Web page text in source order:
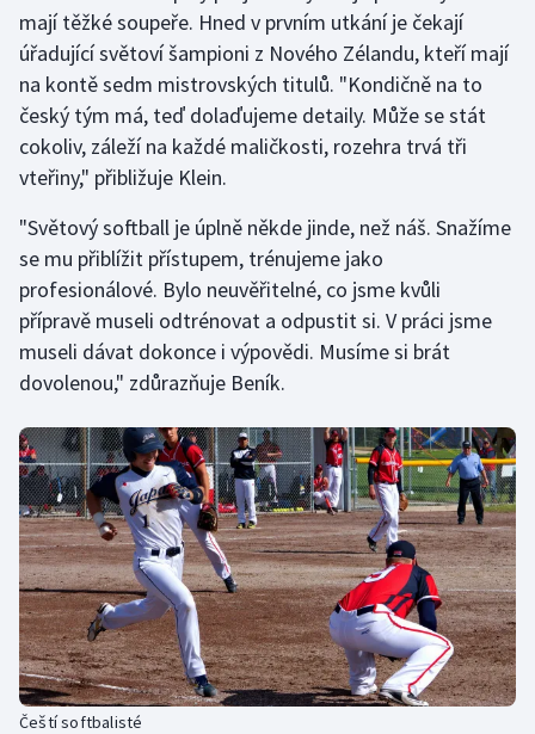
Stolní tenis
Triatlon
Veslování
Vodní slalom
Volejbal
Ostatní
mají těžké soupeře. Hned v prvním utkání je čekají
úřadující světoví šampioni z Nového Zélandu, kteří mají
na kontě sedm mistrovských titulů. "Kondičně na to
český tým má, teď dolaďujeme detaily. Může se stát
cokoliv, záleží na každé maličkosti, rozehra trvá tři
vteřiny," přibližuje Klein.
"Světový softball je úplně někde jinde, než náš. Snažíme
se mu přiblížit přístupem, trénujeme jako
profesionálové. Bylo neuvěřitelné, co jsme kvůli
přípravě museli odtrénovat a odpustit si. V práci jsme
museli dávat dokonce i výpovědi. Musíme si brát
dovolenou," zdůrazňuje Beník.
Čeští softbalisté